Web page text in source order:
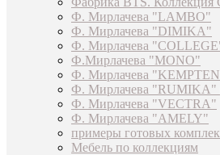
Ф. Мирлачева "LAMBO"
Ф. Мирлачева "DIMIKA"
Ф. Мирлачева
Ф.Мирлачева "MONO"
Ф. Мирлачева
Ф. Мирлачева "RUMIKA"
Ф. Мирлачева "VECTRA"
Ф. Мирлачева "AMELY"
примеры готовых
Мебель по коллекциям